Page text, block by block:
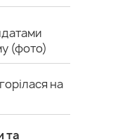
(фото)
на
та